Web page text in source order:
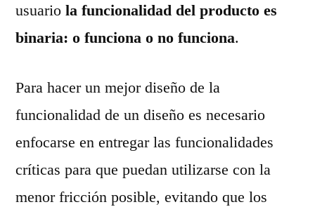
usuario la funcionalidad del producto es
binaria: o funciona o no funciona.
Para hacer un mejor diseño de la
funcionalidad de un diseño es necesario
enfocarse en entregar las funcionalidades
críticas para que puedan utilizarse con la
menor fricción posible, evitando que los